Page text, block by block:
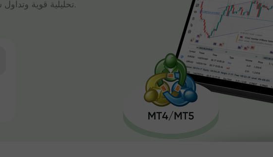
تحليلية قوية وتداول سريع، كل ذلك في واجهة واحدة.